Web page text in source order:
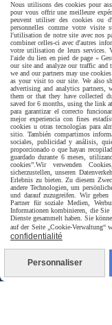
livraison à
Nous utilisons des cookies pour
pour vous offrir une meilleure
peuvent utiliser des cookies ou
personnelles comme votre visite
l'utilisation de notre site avec nos
combiner celles-ci avec d'autres
votre utilisation de leurs services.
l'aide du lien en pied de page «
our site and analyze our traffic and
we and our partners may use
as your visit to our site. We also
advertising and analytics
them or that they have collected
saved for 6 months, using the link
para garantizar el correcto
mejor experiencia con fines
cookies u otras tecnologías para
sitio. También compartimos
sociales, publicidad y análisis,
proporcionado o que hayan
guardado durante 6 meses,
cookies”. Wir verwenden
sicherzustellen, unseren
Erlebnis zu bieten. Zu diesem
andere Technologien, um
und darauf zuzugreifen. Wir
Partner für soziale Medien,
Informationen kombinieren, die Sie
Dienste gesammelt haben. Sie
auf der Seite „Cookie-Verwaltung“
confidentialité
Personnaliser